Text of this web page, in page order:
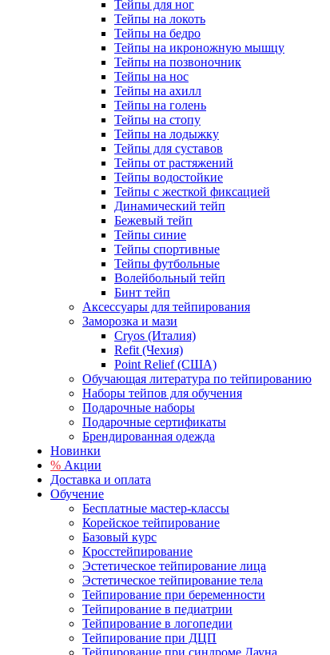
Тейпы для ног
Тейпы на локоть
Тейпы на бедро
Тейпы на икроножную мышцу
Тейпы на позвоночник
Тейпы на нос
Тейпы на ахилл
Тейпы на голень
Тейпы на стопу
Тейпы на лодыжку
Тейпы для суставов
Тейпы от растяжений
Тейпы водостойкие
Тейпы с жесткой фиксацией
Динамический тейп
Бежевый тейп
Тейпы синие
Тейпы спортивные
Тейпы футбольные
Волейбольный тейп
Бинт тейп
Аксессуары для тейпирования
Заморозка и мази
Cryos (Италия)
Refit (Чехия)
Point Relief (США)
Обучающая литература по тейпированию
Наборы тейпов для обучения
Подарочные наборы
Подарочные сертификаты
Брендированная одежда
Новинки
% Акции
Доставка и оплата
Обучение
Бесплатные мастер-классы
Корейское тейпирование
Базовый курс
Кросстейпирование
Эстетическое тейпирование лица
Эстетическое тейпирование тела
Тейпирование при беременности
Тейпирование в педиатрии
Тейпирование в логопедии
Тейпирование при ДЦП
Тейпирование при синдроме Дауна